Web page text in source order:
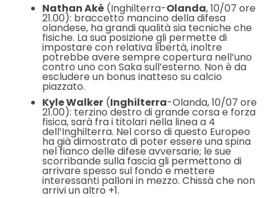
Nathan Akè(Inghilterra-Olanda, 10/07 ore
21.00): braccetto mancino della difesa
olandese, ha grandi qualità sia tecniche che
fisiche. La sua posizione gli permette di
impostare con relativa libertà, inoltre
potrebbe avere sempre copertura nell’uno
contro uno con Saka sull’esterno. Non è da
escludere un bonus inatteso su calcio
piazzato.
Kyle Walker(Inghilterra-Olanda, 10/07 ore
21.00): terzino destro di grande corsa e forza
fisica, sarà fra i titolari nella linea a 4
dell’Inghilterra. Nel corso di questo Europeo
ha già dimostrato di poter essere una spina
nel fianco delle difese avversarie; le sue
scorribande sulla fascia gli permettono di
arrivare spesso sul fondo e mettere
interessanti palloni in mezzo. Chissà che non
arrivi un altro +1.